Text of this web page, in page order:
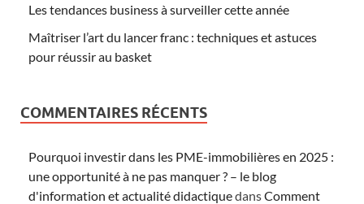
Les tendances business à surveiller cette année
Maîtriser l’art du lancer franc : techniques et astuces
pour réussir au basket
COMMENTAIRES RÉCENTS
Pourquoi investir dans les PME-immobilières en 2025 :
une opportunité à ne pas manquer ? – le blog
d'information et actualité didactiquedansComment